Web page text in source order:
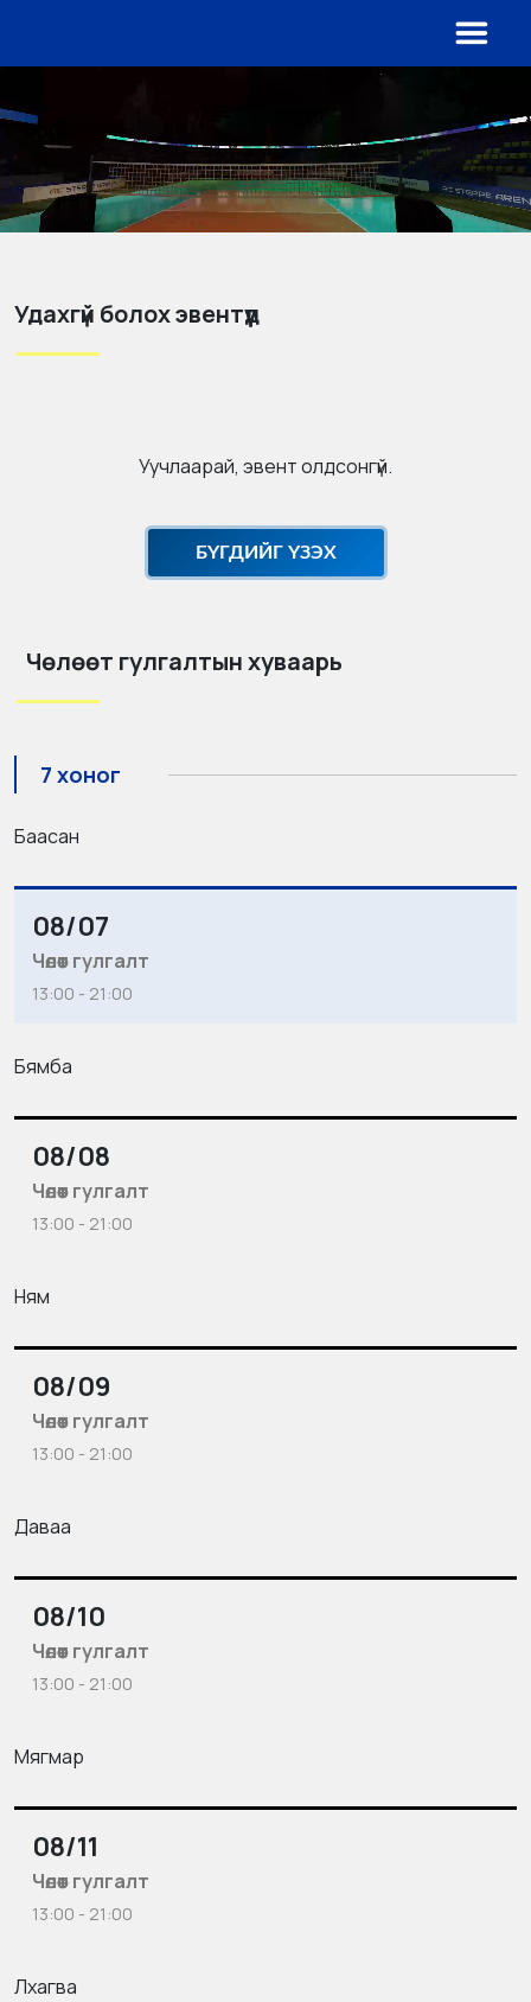
Удахгүй болох эвентүүд
Уучлаарай, эвент олдсонгүй.
БҮГДИЙГ ҮЗЭХ
Чөлөөт гулгалтын хуваарь
7 хоног
Баасан
08/07
Чөлөөт гулгалт
13:00 - 21:00
Бямба
08/08
Чөлөөт гулгалт
13:00 - 21:00
Ням
08/09
Чөлөөт гулгалт
13:00 - 21:00
Даваа
08/10
Чөлөөт гулгалт
13:00 - 21:00
Мягмар
08/11
Чөлөөт гулгалт
13:00 - 21:00
Лхагва